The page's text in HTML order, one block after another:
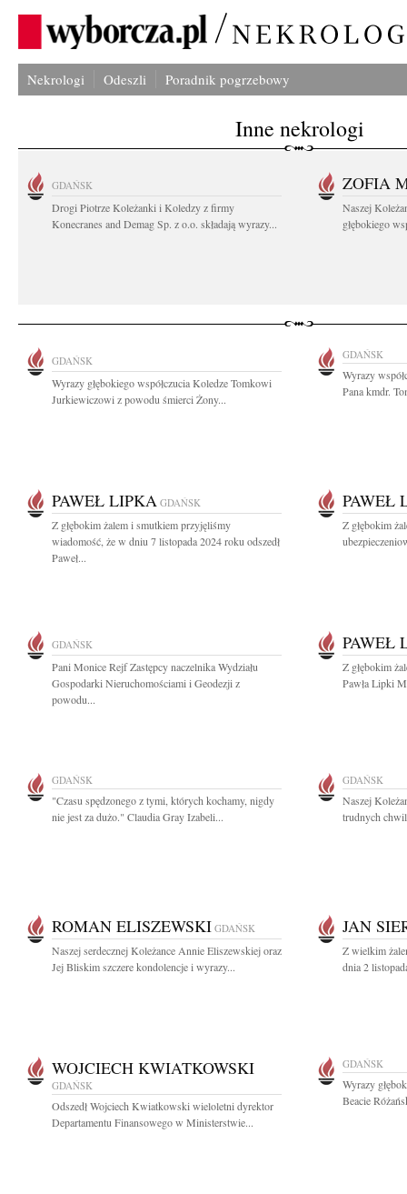
Nekrologi Odeszli Poradnik pogrzebowy
Inne nekrologi
GDAŃSK
Drogi Piotrze Koleżanki i Koledzy z firmy
Konecranes and Demag Sp. z o.o. składają wyrazy...
ZOFIA
Naszej
głębokiego
GDAŃSK
Wyrazy głębokiego współczucia Koledze Tomkowi
Jurkiewiczowi z powodu śmierci Żony...
GDAŃSK
Wyrazy
Pana kmdr.
PAWEŁ LIPKA GDAŃSK
Z głębokim żalem i smutkiem przyjęliśmy
wiadomość, że w dniu 7 listopada 2024 roku odszedł
Paweł...
PAWEŁ
Z głębokim
GDAŃSK
Pani Monice Rejf Zastępcy naczelnika Wydziału
Gospodarki Nieruchomościami i Geodezji z
powodu...
PAWEŁ
Z głębokim
Pawła Lipki
GDAŃSK
"Czasu spędzonego z tymi, których kochamy, nigdy
nie jest za dużo." Claudia Gray Izabeli...
GDAŃSK
Naszej
trudnych
ROMAN ELISZEWSKI GDAŃSK
Naszej serdecznej Koleżance Annie Eliszewskiej oraz
Jej Bliskim szczere kondolencje i wyrazy...
JAN
Z wielkim
dnia 2
WOJCIECH KWIATKOWSKI
GDAŃSK
Odszedł Wojciech Kwiatkowski wieloletni dyrektor
Departamentu Finansowego w Ministerstwie...
GDAŃSK
Wyrazy
Beacie